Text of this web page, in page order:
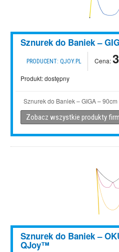
Sznurek do Baniek –
PRODUCENT: QJOY.PL Cena:
Produkt:dostępny
Sznurek do Baniek – GIGA –
Zobacz wszystkie produkty
Sznurek do Baniek –
QJoy™